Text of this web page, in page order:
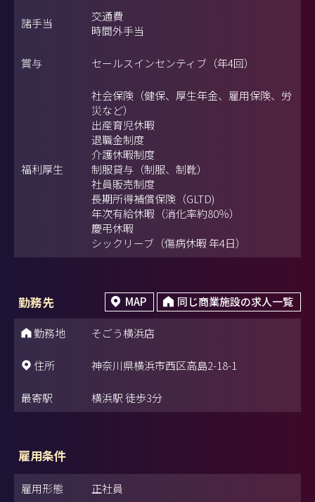
諸手当
交通費
時間外手当
賞与 セールスインセンティブ（年4回）
福利厚生
社会保険（健保、厚生年金、雇用保険、労
災など）
出産育児休暇
退職金制度
介護休暇制度
制服貸与（制服、制靴）
社員販売制度
長期所得補償保険（GLTD)
年次有給休暇（消化率約80％）
慶弔休暇
シックリーブ（傷病休暇 年4日）
勤務先 MAP 同じ商業施設の求人一覧
勤務地 そごう横浜店
住所 神奈川県横浜市西区高島2-18-1
最寄駅 横浜駅 徒歩3分
雇用条件
雇用形態 正社員